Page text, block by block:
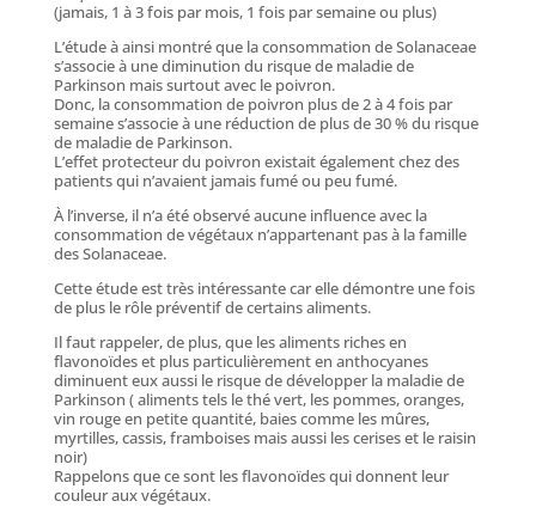
(jamais, 1 à 3 fois par mois, 1 fois par semaine ou plus)
L’étude à ainsi montré que la consommation de Solanaceae
s’associe à une diminution du risque de maladie de
Parkinson mais surtout avec le poivron.
Donc, la consommation de poivron plus de 2 à 4 fois par
semaine s’associe à une réduction de plus de 30 % du risque
de maladie de Parkinson.
L’effet protecteur du poivron existait également chez des
patients qui n’avaient jamais fumé ou peu fumé.
À l’inverse, il n’a été observé aucune influence avec la
consommation de végétaux n’appartenant pas à la famille
des Solanaceae.
Cette étude est très intéressante car elle démontre une fois
de plus le rôle préventif de certains aliments.
Il faut rappeler, de plus, que les aliments riches en
flavonoïdes et plus particulièrement en anthocyanes
diminuent eux aussi le risque de développer la maladie de
Parkinson ( aliments tels le thé vert, les pommes, oranges,
vin rouge en petite quantité, baies comme les mûres,
myrtilles, cassis, framboises mais aussi les cerises et le raisin
noir)
Rappelons que ce sont les flavonoïdes qui donnent leur
couleur aux végétaux.